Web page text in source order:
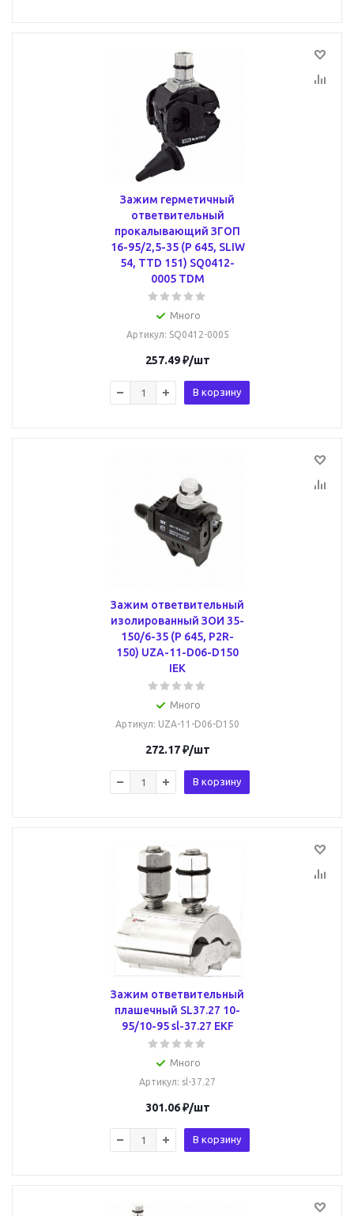
Зажим герметичный
ответвительный
прокалывающий ЗГОП
16-95/2,5-35 (P 645, SLIW
54, TTD 151) SQ0412-
0005 TDM
Много
Артикул: SQ0412-0005
257.49₽/шт
В корзину
Зажим ответвительный
изолированный ЗОИ 35-
150/6-35 (P 645, P2R-
150) UZA-11-D06-D150
IEK
Много
Артикул: UZA-11-D06-D150
272.17₽/шт
В корзину
Зажим ответвительный
плашечный SL37.27 10-
95/10-95 sl-37.27 EKF
Много
Артикул: sl-37.27
301.06₽/шт
В корзину